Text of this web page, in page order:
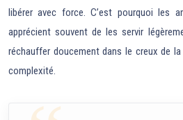
libérer avec force. C’est pourquoi les
apprécient souvent de les servir
réchauffer doucement dans le creux de
complexité.